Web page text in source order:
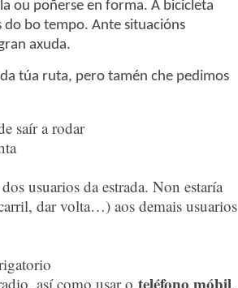
ou poñerse en forma. A bicicleta
bo tempo. Ante situacións
axuda.
túa ruta, pero tamén che pedimos
saír a rodar
usuarios da estrada. Non estaría
dar volta…) aos demais usuarios
así como usar o teléfono móbil.